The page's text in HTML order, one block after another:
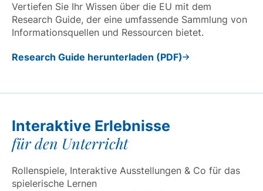
Vertiefen Sie Ihr Wissen über die EU mit dem
Research Guide, der eine umfassende Sammlung von
Informationsquellen und Ressourcen bietet.
Research Guide herunterladen (PDF)
Interaktive Erlebnisse
für den Unterricht
Rollenspiele, Interaktive Ausstellungen & Co für das
spielerische Lernen